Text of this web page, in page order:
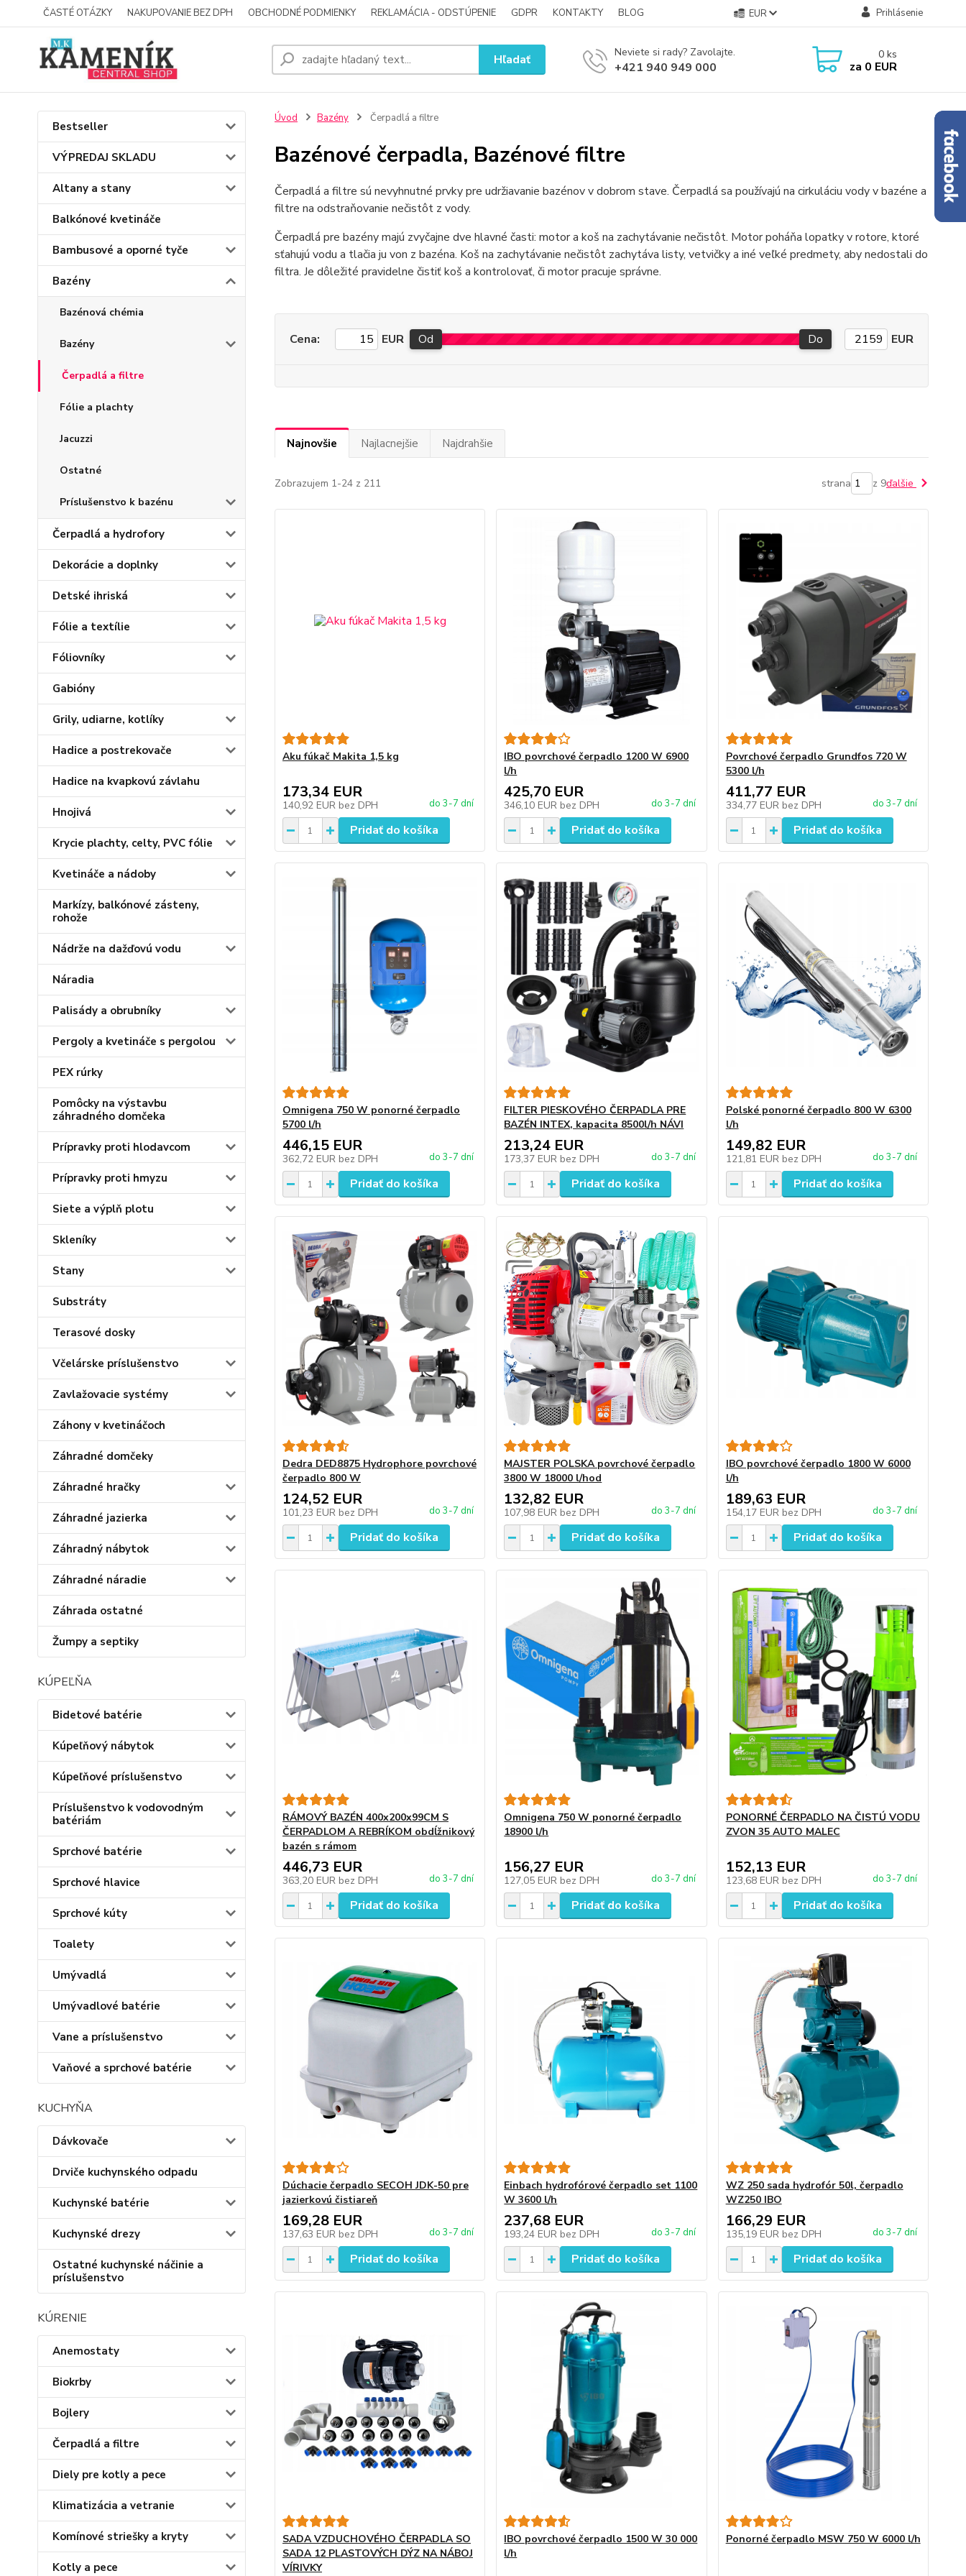
ČASTÉ OTÁZKY NAKUPOVANIE BEZ DPH OBCHODNÉ PODMIENKY REKLAMÁCIA - ODSTÚPENIE GDPR KONTAKTY BLOG EUR Prihlásenie
Hľadať Neviete si rady? Zavolajte.
+421 940 949 000
0 ks
za 0 EUR
Bestseller
VÝPREDAJ SKLADU
Altany a stany
Balkónové kvetináče
Bambusové a oporné tyče
Bazény
Bazénová chémia
Bazény
Čerpadlá a filtre
Fólie a plachty
Jacuzzi
Ostatné
Príslušenstvo k bazénu
Čerpadlá a hydrofory
Dekorácie a doplnky
Detské ihriská
Fólie a textílie
Fóliovníky
Gabióny
Grily, udiarne, kotlíky
Hadice a postrekovače
Hadice na kvapkovú závlahu
Hnojivá
Krycie plachty, celty, PVC fólie
Kvetináče a nádoby
Markízy, balkónové zásteny,
rohože
Nádrže na dažďovú vodu
Náradia
Palisády a obrubníky
Pergoly a kvetináče s pergolou
PEX rúrky
Pomôcky na výstavbu
záhradného domčeka
Prípravky proti hlodavcom
Prípravky proti hmyzu
Siete a výplň plotu
Skleníky
Stany
Substráty
Terasové dosky
Včelárske príslušenstvo
Zavlažovacie systémy
Záhony v kvetináčoch
Záhradné domčeky
Záhradné hračky
Záhradné jazierka
Záhradný nábytok
Záhradné náradie
Záhrada ostatné
Žumpy a septiky
KÚPEĽŇA
Bidetové batérie
Kúpeľňový nábytok
Kúpeľňové príslušenstvo
Príslušenstvo k vodovodným
batériám
Sprchové batérie
Sprchové hlavice
Sprchové kúty
Toalety
Umývadlá
Umývadlové batérie
Vane a príslušenstvo
Vaňové a sprchové batérie
KUCHYŇA
Dávkovače
Drviče kuchynského odpadu
Kuchynské batérie
Kuchynské drezy
Ostatné kuchynské náčinie a
príslušenstvo
KÚRENIE
Anemostaty
Biokrby
Bojlery
Čerpadlá a filtre
Diely pre kotly a pece
Klimatizácia a vetranie
Komínové striešky a kryty
Kotly a pece
Úvod Bazény Čerpadlá a filtre
Bazénové čerpadla, Bazénové filtre
Čerpadlá a filtre sú nevyhnutné prvky pre udržiavanie bazénov v dobrom stave. Čerpadlá sa používajú na cirkuláciu vody v bazéne a
filtre na odstraňovanie nečistôt z vody.
Čerpadlá pre bazény majú zvyčajne dve hlavné časti: motor a koš na zachytávanie nečistôt. Motor poháňa lopatky v rotore, ktoré
sťahujú vodu a tlačia ju von z bazéna. Koš na zachytávanie nečistôt zachytáva listy, vetvičky a iné veľké predmety, aby nedostali do
filtra. Je dôležité pravidelne čistiť koš a kontrolovať, či motor pracuje správne.
Cena: EUR Od Do EUR
Najnovšie Najlacnejšie Najdrahšie
Zobrazujem 1-24 z 211 strana z 9ďalšie
Aku fúkač Makita 1,5 kg
173,34 EUR
140,92 EUR bez DPH do 3-7 dní
Pridať do košíka
IBO povrchové čerpadlo 1200 W 6900
l/h
425,70 EUR
346,10 EUR bez DPH do 3-7 dní
Pridať do košíka
Povrchové čerpadlo Grundfos 720 W
5300 l/h
411,77 EUR
334,77 EUR bez DPH do 3-7 dní
Pridať do košíka
Omnigena 750 W ponorné čerpadlo
5700 l/h
446,15 EUR
362,72 EUR bez DPH do 3-7 dní
Pridať do košíka
FILTER PIESKOVÉHO ČERPADLA PRE
BAZÉN INTEX, kapacita 8500l/h NÁVI
213,24 EUR
173,37 EUR bez DPH do 3-7 dní
Pridať do košíka
Polské ponorné čerpadlo 800 W 6300
l/h
149,82 EUR
121,81 EUR bez DPH do 3-7 dní
Pridať do košíka
Dedra DED8875 Hydrophore povrchové
čerpadlo 800 W
124,52 EUR
101,23 EUR bez DPH do 3-7 dní
Pridať do košíka
MAJSTER POLSKA povrchové čerpadlo
3800 W 18000 l/hod
132,82 EUR
107,98 EUR bez DPH do 3-7 dní
Pridať do košíka
IBO povrchové čerpadlo 1800 W 6000
l/h
189,63 EUR
154,17 EUR bez DPH do 3-7 dní
Pridať do košíka
RÁMOVÝ BAZÉN 400x200x99CM S
ČERPADLOM A REBRÍKOM obdĺžnikový
bazén s rámom
446,73 EUR
363,20 EUR bez DPH do 3-7 dní
Pridať do košíka
Omnigena 750 W ponorné čerpadlo
18900 l/h
156,27 EUR
127,05 EUR bez DPH do 3-7 dní
Pridať do košíka
PONORNÉ ČERPADLO NA ČISTÚ VODU
ZVON 35 AUTO MALEC
152,13 EUR
123,68 EUR bez DPH do 3-7 dní
Pridať do košíka
Dúchacie čerpadlo SECOH JDK-50 pre
jazierkovú čistiareň
169,28 EUR
137,63 EUR bez DPH do 3-7 dní
Pridať do košíka
Einbach hydrofórové čerpadlo set 1100
W 3600 l/h
237,68 EUR
193,24 EUR bez DPH do 3-7 dní
Pridať do košíka
WZ 250 sada hydrofór 50l, čerpadlo
WZ250 IBO
166,29 EUR
135,19 EUR bez DPH do 3-7 dní
Pridať do košíka
SADA VZDUCHOVÉHO ČERPADLA SO
SADA 12 PLASTOVÝCH DÝZ NA NÁBOJ
VÍRIVKY
IBO povrchové čerpadlo 1500 W 30 000
l/h
Ponorné čerpadlo MSW 750 W 6000 l/h